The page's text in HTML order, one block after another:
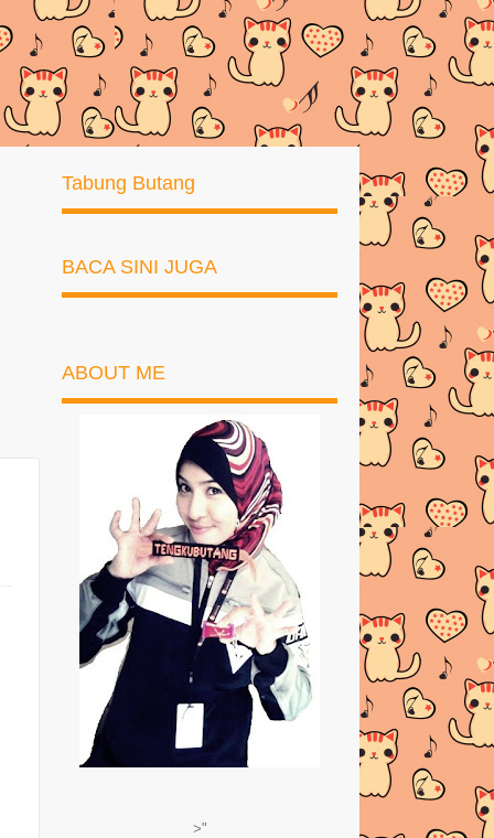
Tabung Butang
BACA SINI JUGA
ABOUT ME
>"